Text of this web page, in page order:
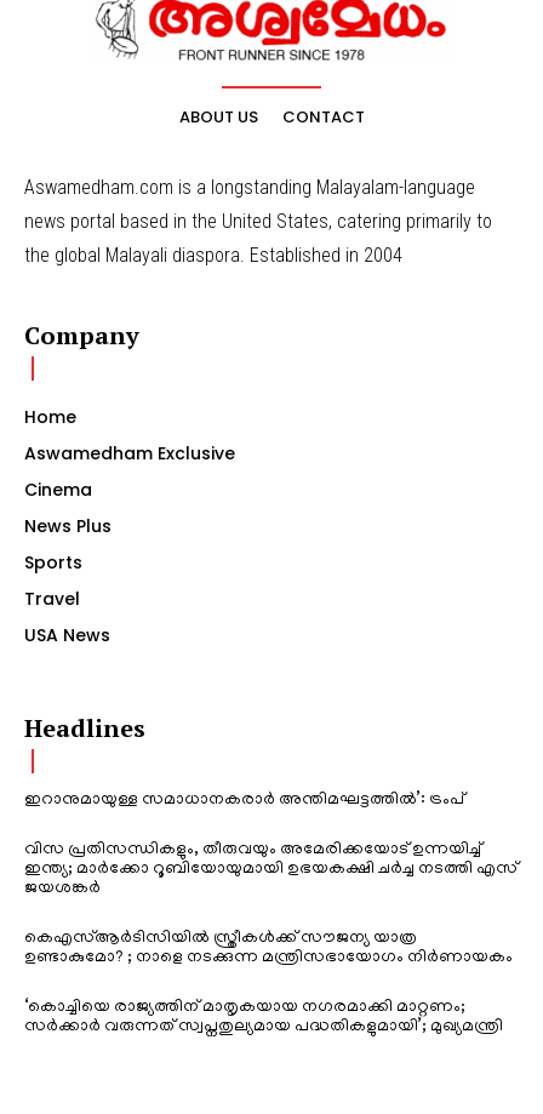
ABOUT US CONTACT
Aswamedham.com is a longstanding Malayalam-language
news portal based in the United States, catering primarily to
the global Malayali diaspora. Established in 2004
Company
Home
Aswamedham Exclusive
Cinema
News Plus
Sports
Travel
USA News
Headlines
ഇറാനുമായുള്ള സമാധാനകരാർ അന്തിമഘട്ടത്തിൽ‌’: ട്രംപ്
വിസ പ്രതിസന്ധികളും, തീരുവയും അമേരിക്കയോട് ഉന്നയിച്ച്
ഇന്ത്യ; മാർക്കോ റൂബിയോയുമായി ഉഭയകക്ഷി ചർച്ച നടത്തി എസ്
ജയശങ്കർ
കെഎസ്ആർടിസിയിൽ സ്ത്രീകൾക്ക് സൗജന്യ യാത്ര
ഉണ്ടാകുമോ? ; നാളെ നടക്കുന്ന മന്ത്രിസഭായോഗം നിർണായകം
‘കൊച്ചിയെ രാജ്യത്തിന് മാതൃകയായ നഗരമാക്കി മാറ്റണം;
സർക്കാർ വരുന്നത് സ്വപ്നതുല്യമായ പദ്ധതികളുമായി’; മുഖ്യമന്ത്രി